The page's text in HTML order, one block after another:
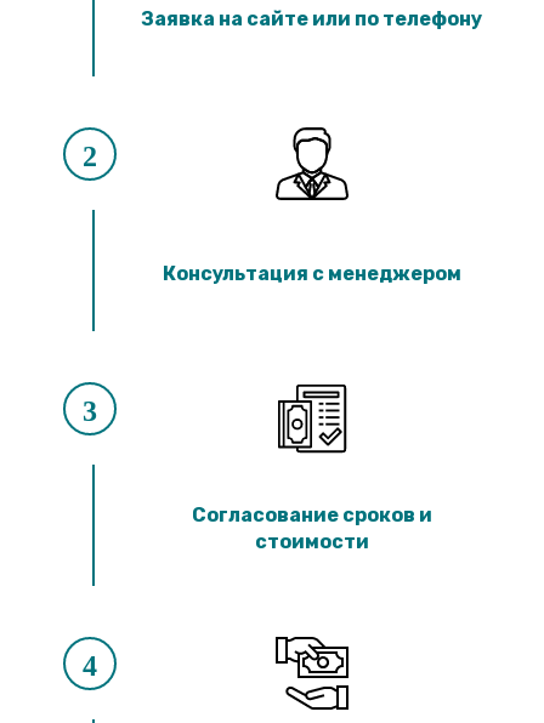
Лотки ЛК 75.60.60
Лотки ЛК 75.45.60
Лотки ЛК 300.150.45
Лотки ЛК 75.120.45
Лотки ЛК 75.90.45
Лотки ЛК 300.60.45
Лотки ЛК 75.60.30
Лотки ЛК 300.60.30
Лотки ЛК 300.45.30
Заявка на сайте или по телефону
2
Консультация с менеджером
3
Согласование сроков и
стоимости
4